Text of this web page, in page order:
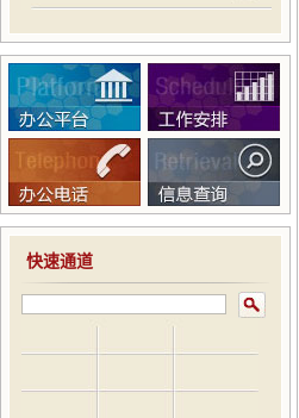
快速通道